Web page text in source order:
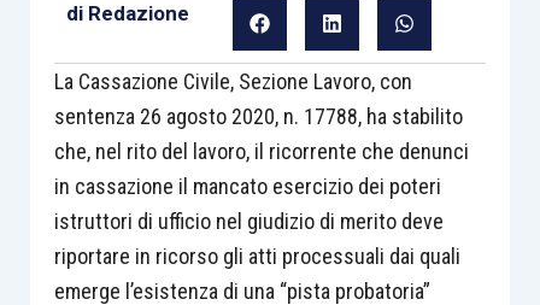
di Redazione
La Cassazione Civile, Sezione Lavoro, con
sentenza 26 agosto 2020, n. 17788, ha stabilito
che, nel rito del lavoro, il ricorrente che denunci
in cassazione il mancato esercizio dei poteri
istruttori di ufficio nel giudizio di merito deve
riportare in ricorso gli atti processuali dai quali
emerge l’esistenza di una “pista probatoria”